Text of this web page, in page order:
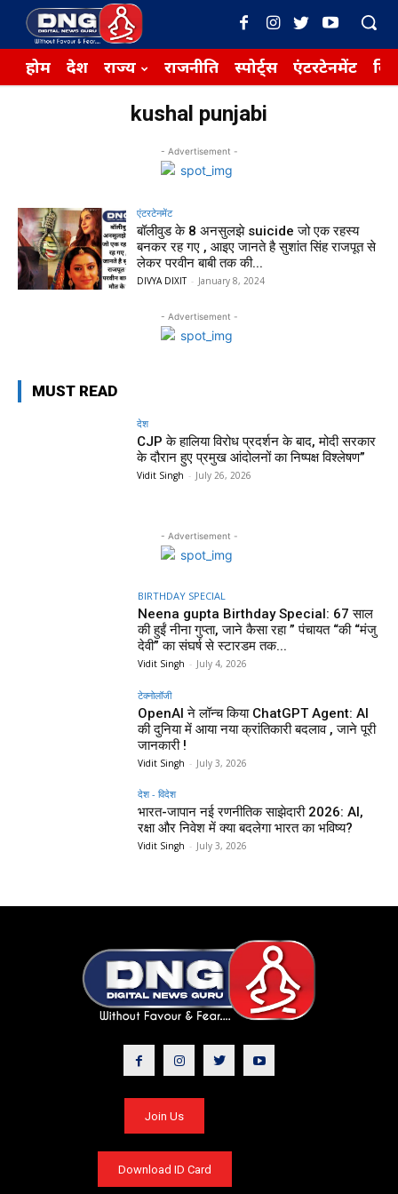
होम देश राज्य राजनीति स्पोर्ट्स एंटरटेनमेंट
kushal punjabi
- Advertisement -
एंटरटेनमेंट
बॉलीवुड के 8 अनसुलझे suicide जो एक रहस्य
बनकर रह गए , आइए जानते है सुशांत सिंह राजपूत से
लेकर परवीन बाबी तक की...
DIVYA DIXIT - January 8, 2024
- Advertisement -
MUST READ
देश
CJP के हालिया विरोध प्रदर्शन के बाद, मोदी सरकार
के दौरान हुए प्रमुख आंदोलनों का निष्पक्ष विश्लेषण”
Vidit Singh - July 26, 2026
- Advertisement -
BIRTHDAY SPECIAL
Neena gupta Birthday Special: 67 साल
की हुईं नीना गुप्ता, जाने कैसा रहा ” पंचायत “की “मंजु
देवी” का संघर्ष से स्टारडम तक...
Vidit Singh - July 4, 2026
टेक्नोलॉजी
OpenAI ने लॉन्च किया ChatGPT Agent: AI
की दुनिया में आया नया क्रांतिकारी बदलाव , जाने पूरी
जानकारी !
Vidit Singh - July 3, 2026
देश - विदेश
भारत-जापान नई रणनीतिक साझेदारी 2026: AI,
रक्षा और निवेश में क्या बदलेगा भारत का भविष्य?
Vidit Singh - July 3, 2026
Join Us
Download ID Card